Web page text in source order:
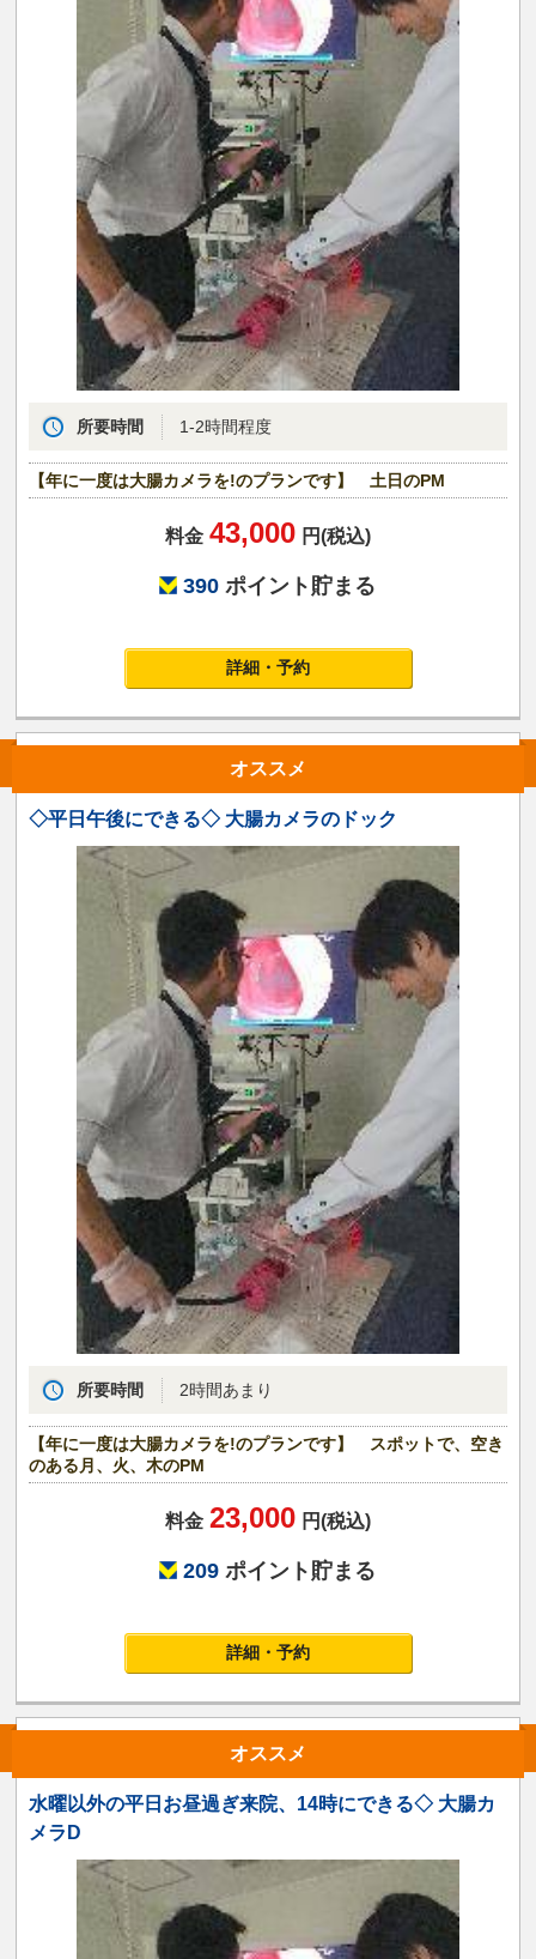
所要時間 1-2時間程度
【年に一度は大腸カメラを!のプランです】 土日のPM
料金 43,000 円(税込)
390 ポイント貯まる
詳細・予約
オススメ
◇平日午後にできる◇ 大腸カメラのドック
所要時間 2時間あまり
【年に一度は大腸カメラを!のプランです】 スポットで、空き
のある月、火、木のPM
料金 23,000 円(税込)
209 ポイント貯まる
詳細・予約
オススメ
水曜以外の平日お昼過ぎ来院、14時にできる◇ 大腸カ
メラD